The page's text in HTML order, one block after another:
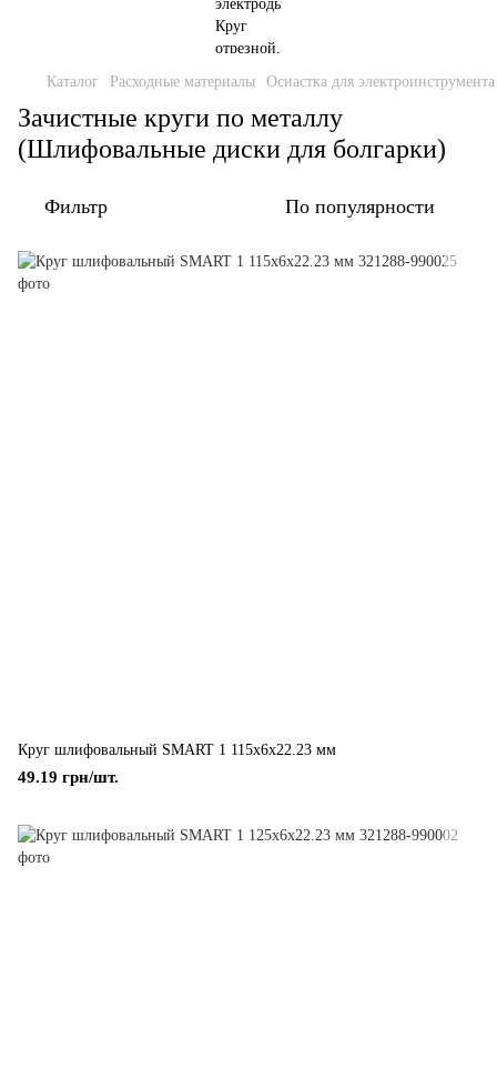
Каталог Расходные материалы Оснастка для электроинструмента
Зачистные круги по металлу
(Шлифовальные диски для болгарки)
Фильтр По популярности
Круг шлифовальный SMART 1 115x6x22.23 мм
49.19 грн/шт.